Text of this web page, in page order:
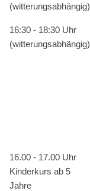
(witterungsabhängig)
16:30 - 18:30 Uhr
(witterungsabhängig)
16.00 - 17.00 Uhr
Kinderkurs ab 5
Jahre